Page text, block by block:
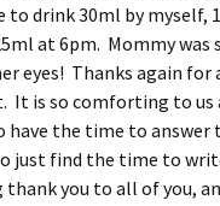
to drink 30ml by myself,
at 6pm. Mommy was
eyes! Thanks again for
It is so comforting to us
have the time to
just find the time to
thank you to all of you,